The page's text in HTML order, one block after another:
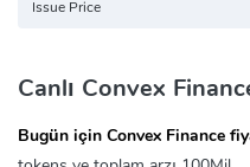
Issue Price
Canlı Convex
Bugün için Convex Finance